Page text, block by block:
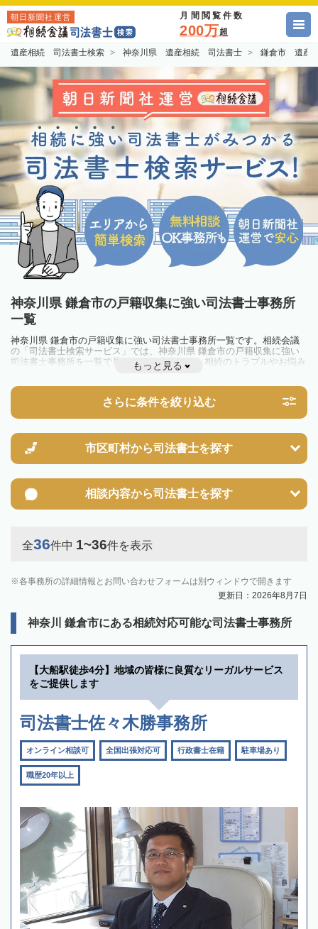
朝日新聞社運営 月間閲覧件数
200万超
遺産相続 司法書士検索 神奈川県 遺産相続 司法書士 鎌倉市 遺産
神奈川県 鎌倉市の戸籍収集に強い司法書士事務所
一覧
神奈川県 鎌倉市の戸籍収集に強い司法書士事務所一覧です。相続会議
の「司法書士検索サービス」では、神奈川県 鎌倉市の戸籍収集に強い
司法書士事務所を一覧で見ることが出来ます。相続のトラブルやお悩み
を抱えている方は一度近隣の司法書士に相談してみましょう。
もっと見る
さらに条件を絞り込む
市区町村から司法書士を探す
相談内容から司法書士を探す
全36件中 1~36件を表示
各事務所の詳細情報とお問い合わせフォームは別ウィンドウで開きます
更新日：2026年8月7日
神奈川 鎌倉市にある相続対応可能な司法書士事務所
【大船駅徒歩4分】地域の皆様に良質なリーガルサービス
をご提供します
司法書士佐々木勝事務所
オンライン相談可 全国出張対応可 行政書士在籍 駐車場あり
職歴20年以上